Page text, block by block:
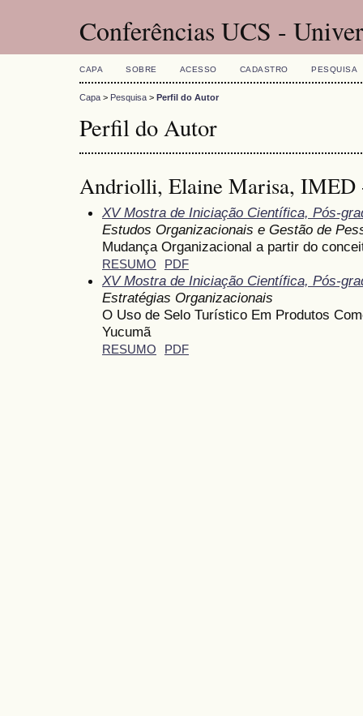
Conferências UCS -
CAPA SOBRE ACESSO CADASTRO PESQUISA
Capa > Pesquisa > Perfil do Autor
Perfil do Autor
Andriolli, Elaine Marisa, IMED
XV Mostra de Iniciação Científica, Pós-
Estudos Organizacionais e Gestão de
Mudança Organizacional a partir do
RESUMO PDF
XV Mostra de Iniciação Científica, Pós-
Estratégias Organizacionais
O Uso de Selo Turístico Em Produtos
Yucumã
RESUMO PDF